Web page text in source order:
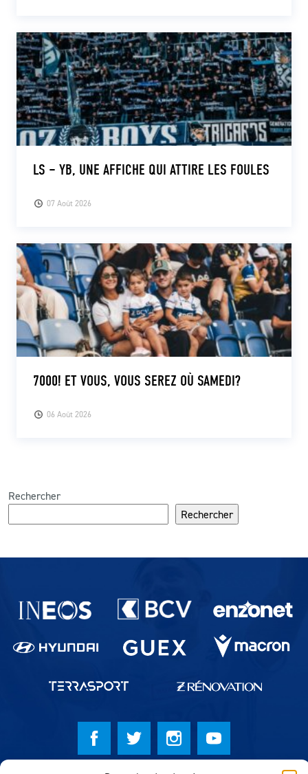
07 Août 2026
LS – YB, UNE AFFICHE QUI ATTIRE LES FOULES
06 Août 2026
7000! ET VOUS, VOUS SEREZ OÙ SAMEDI?
Rechercher
Rechercher
Partenaires du lausanne-Sport